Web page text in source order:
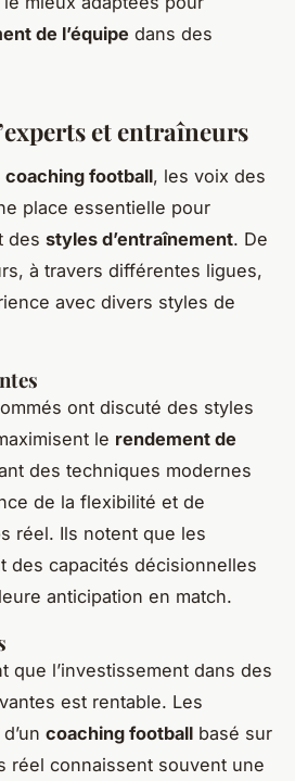
de l’équipe dans des
et entraîneurs
coaching football, les voix des
place essentielle pour
des styles d’entraînement. De
à travers différentes ligues,
avec divers styles de
ont discuté des styles
le rendement de
des techniques modernes
de la flexibilité et de
réel. Ils notent que les
des capacités décisionnelles
anticipation en match.
que l’investissement dans des
est rentable. Les
coaching football basé sur
réel connaissent souvent une